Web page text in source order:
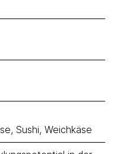
Sushi, Weichkäse